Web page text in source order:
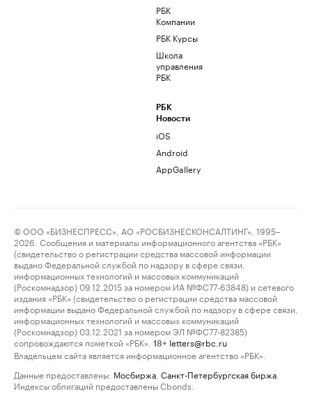
РБК
Компании
РБК Курсы
Школа
управления
РБК
РБК
Новости
iOS
Android
AppGallery
© ООО «БИЗНЕСПРЕСС», АО «РОСБИЗНЕСКОНСАЛТИНГ», 1995–
2026. Сообщения и материалы информационного агентства «РБК»
(свидетельство о регистрации средства массовой информации
выдано Федеральной службой по надзору в сфере связи,
информационных технологий и массовых коммуникаций
(Роскомнадзор) 09.12.2015 за номером ИА №ФС77-63848) и сетевого
издания «РБК» (свидетельство о регистрации средства массовой
информации выдано Федеральной службой по надзору в сфере связи,
информационных технологий и массовых коммуникаций
(Роскомнадзор) 03.12.2021 за номером ЭЛ №ФС77-82385)
сопровождаются пометкой «РБК».
18+ letters@rbc.ru
Владельцем сайта является информационное агентство «РБК».
Данные предоставлены: Мосбиржа Санкт-Петербургская биржа
Индексы облигаций предоставлены Cbonds.